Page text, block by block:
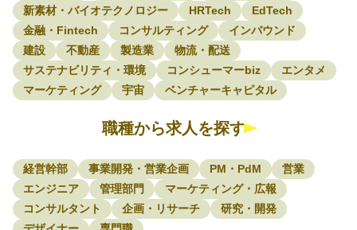
新素材・バイオテクノロジー
HRTech
EdTech
金融・Fintech
コンサルティング
インバウンド
建設
不動産 製造業
物流・配送
サステナビリティ・環境
コンシューマーbiz
エンタメ
マーケティング
宇宙 ベンチャーキャピタル
職種から求人を探す
経営幹部 事業開発・営業企画 PM・PdM
営業
エンジニア
管理部門
マーケティング・広報
コンサルタント
企画・リサーチ
研究・開発